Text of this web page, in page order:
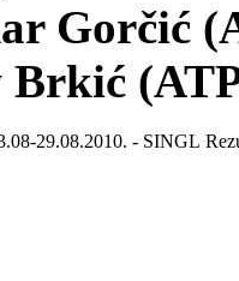
Gorčić
Brkić
29.08.2010. - SINGL